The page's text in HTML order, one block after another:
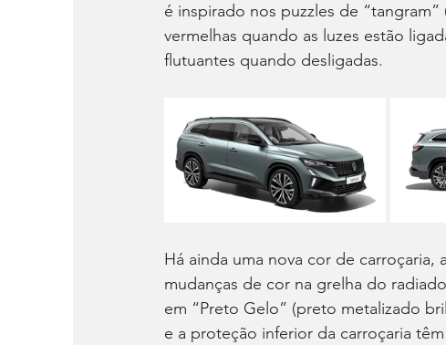
é inspirado nos puzzles de
vermelhas quando as luzes estão
flutuantes quando desligadas.
Há ainda uma nova cor de
mudanças de cor na grelha do
em “Preto Gelo” (preto metalizado
e a proteção inferior da carroçaria